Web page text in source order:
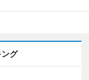
グ